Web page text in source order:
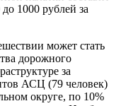
1000 рублей за
может стать
дорожного
за
АСЦ (79 человек)
округе, по 10%